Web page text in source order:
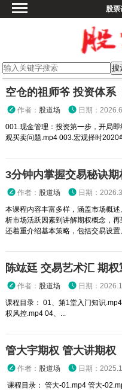
股票
期货课程
期权课程
外汇课程
高校课程
作者： 股道场 日期：
001.现金管理：投资第一步，开局
观买卖问题.mp4 003.宏观择时2020
作者： 股道场 日期：
本课程内容丰富多样，涵盖市场概
析市场活跃因素到讲解期权概念，
还着重介绍基本策略，包括交易设置
陈竑廷 交易艺术汇 期
作者： 股道场 日期：
课程目录： 01、第1堂入门知识
权风控.mp4 04、...
管大宇期权 管大讲期权
作者： 股道场 日期：
课程目录： 管大-01.mp4 管大-